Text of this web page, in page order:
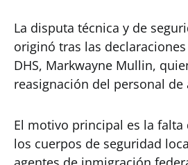
La disputa técnica y de
originó tras las
DHS, Markwayne Mullin,
reasignación del personal de
El motivo principal es la
los cuerpos de seguridad